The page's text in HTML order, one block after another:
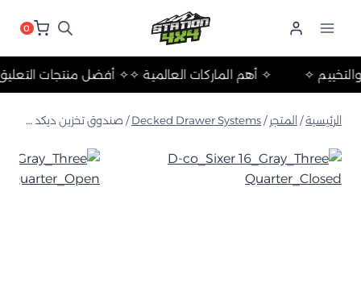
0
✧ أفضل منتجات✧ أهم الماركات العالمية ✧ والتخييم ✧
الرئيسية/ المتجر /
Decked Drawer Systems
/ صندوق تخزين ديكد سيكسر 16 المقاومة للصدمات – رمادي (مع منظم داخلي)